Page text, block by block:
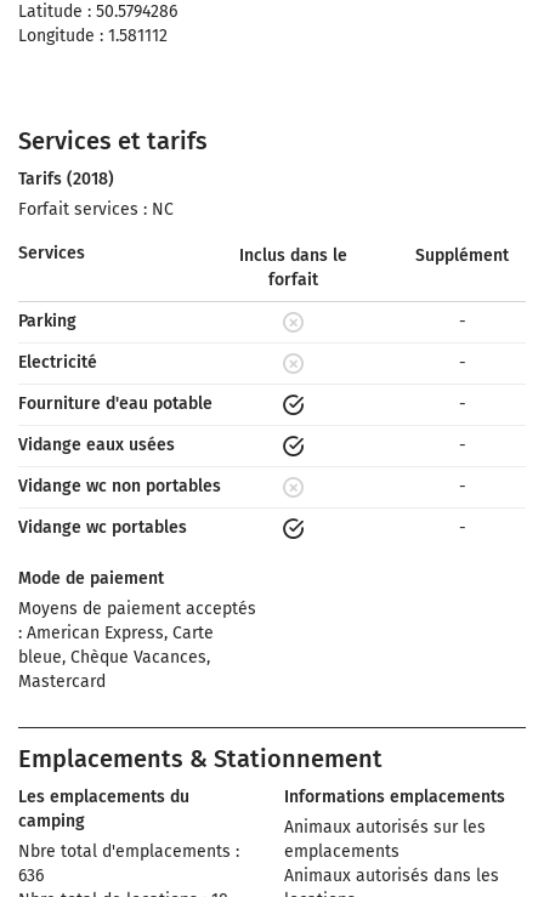
Latitude : 50.5794286
Longitude : 1.581112
Services et tarifs
Tarifs (2018)
Forfait services : NC
Services
Inclus dans le
forfait
Supplément
Parking
-
Electricité
-
Fourniture d'eau potable
-
Vidange eaux usées
-
Vidange wc non portables
-
Vidange wc portables
-
Mode de paiement
Moyens de paiement acceptés
: American Express, Carte
bleue, Chèque Vacances,
Mastercard
Emplacements & Stationnement
Les emplacements du
camping
Nbre total d'emplacements :
636
Informations emplacements
Animaux autorisés sur les
emplacements
Animaux autorisés dans les